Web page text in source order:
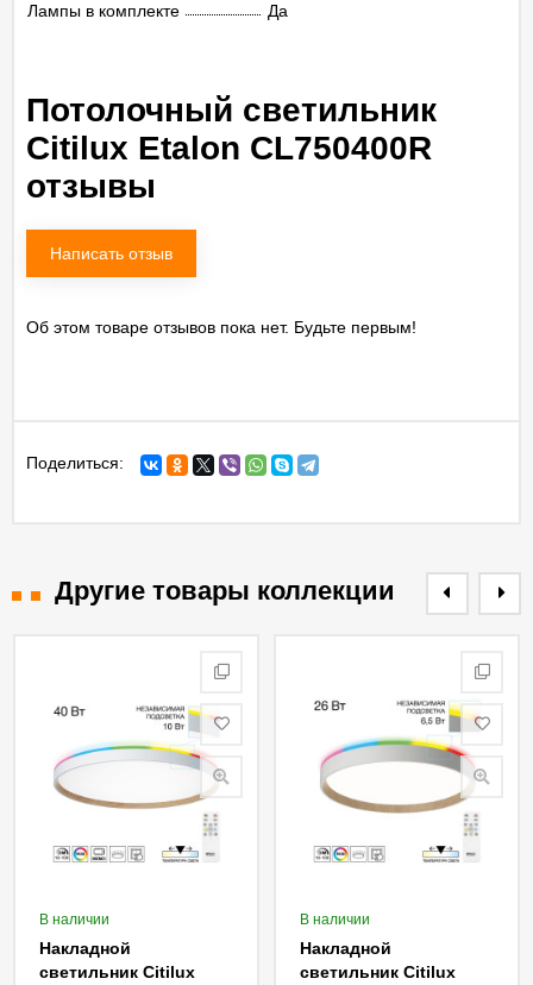
Лампы в комплекте
Да
Потолочный светильник
Citilux Etalon CL750400R
отзывы
Написать отзыв
Об этом товаре отзывов пока нет. Будьте первым!
Поделиться:
Другие товары коллекции
В наличии
Накладной
светильник Citilux
В наличии
Накладной
светильник Citilux